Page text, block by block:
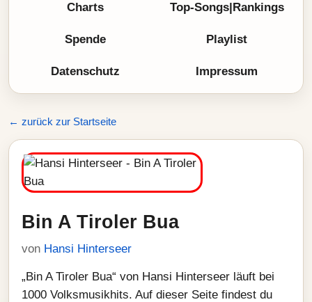
Charts Top-Songs|Rankings
Spende Playlist
Datenschutz Impressum
← zurück zur Startseite
Bin A Tiroler Bua
von Hansi Hinterseer
„Bin A Tiroler Bua“ von Hansi Hinterseer läuft bei
1000 Volksmusikhits. Auf dieser Seite findest du